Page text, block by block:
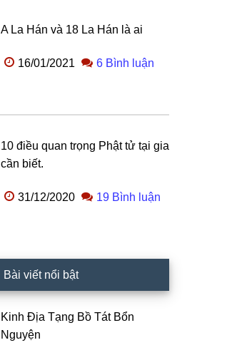
A La Hán và 18 La Hán là ai
16/01/2021 6 Bình luận
10 điều quan trọng Phật tử tại gia
cần biết.
31/12/2020 19 Bình luận
Bài viết nổi bật
Kinh Địa Tạng Bồ Tát Bổn
Nguyện